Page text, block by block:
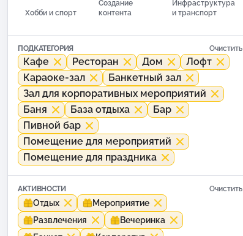
Хобби и спорт
Создание
контента
Инфраструктура
и транспорт
ПОДКАТЕГОРИЯ Очистить
Кафе Ресторан Дом
Лофт
Караоке-зал
Банкетный зал
Зал для корпоративных мероприятий
Баня
База отдыха
Бар
Пивной бар
Помещение для мероприятий
Помещение для праздника
АКТИВНОСТИ Очистить
Отдых
Мероприятие
Развлечения
Вечеринка